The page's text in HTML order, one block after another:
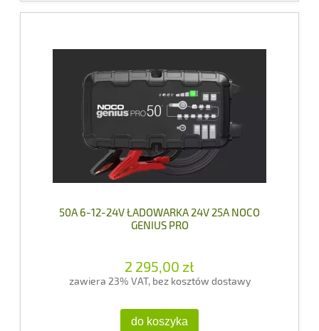
50A 6-12-24V ŁADOWARKA 24V 25A NOCO
GENIUS PRO
2 295,00 zł
zawiera 23% VAT, bez kosztów dostawy
do koszyka